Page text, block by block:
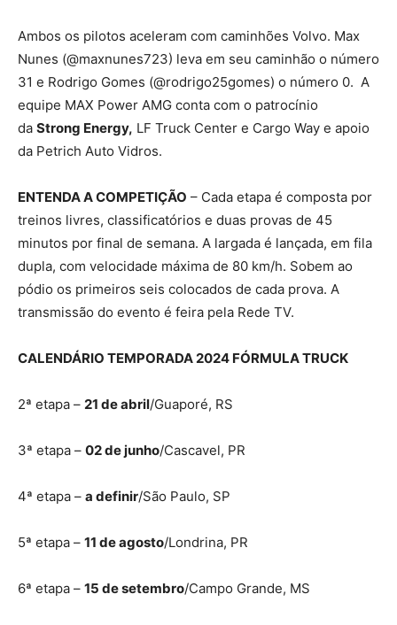
Ambos os pilotos aceleram com caminhões Volvo. Max
Nunes (@maxnunes723) leva em seu caminhão o número
31 e Rodrigo Gomes (@rodrigo25gomes) o número 0. A
equipe MAX Power AMG conta com o patrocínio
da Strong Energy, LF Truck Center e Cargo Way e apoio
da Petrich Auto Vidros.
ENTENDA A COMPETIÇÃO – Cada etapa é composta por
treinos livres, classificatórios e duas provas de 45
minutos por final de semana. A largada é lançada, em fila
dupla, com velocidade máxima de 80 km/h. Sobem ao
pódio os primeiros seis colocados de cada prova. A
transmissão do evento é feira pela Rede TV.
CALENDÁRIO TEMPORADA 2024 FÓRMULA TRUCK
2ª etapa – 21 de abril/Guaporé, RS
3ª etapa – 02 de junho/Cascavel, PR
4ª etapa – a definir/São Paulo, SP
5ª etapa – 11 de agosto/Londrina, PR
6ª etapa – 15 de setembro/Campo Grande, MS